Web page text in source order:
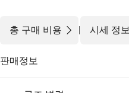
총 구매 비용 | 시세 정보
판매정보